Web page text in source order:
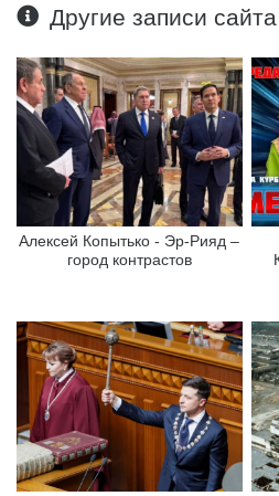
Другие записи сайта
Алексей Копытько - Эр-Рияд –
город контрастов